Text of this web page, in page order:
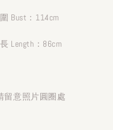
Bust：114cm
Length：86cm
留意照片圓圈處